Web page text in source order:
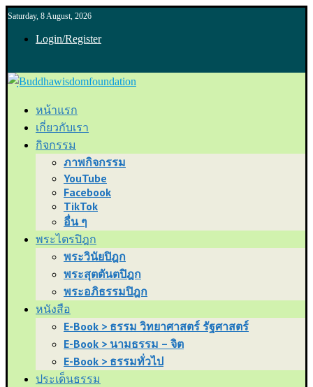
Saturday, 8 August, 2026
Login/Register
หน้าแรก
เกี่ยวกับเรา
กิจกรรม
ภาพกิจกรรม
YouTube
Facebook
TikTok
อื่น ๆ
พระไตรปิฎก
พระวินัยปิฎก
พระสุตตันตปิฎก
พระอภิธรรมปิฎก
หนังสือ
E-Book > ธรรม วิทยาศาสตร์ รัฐศาสตร์
E-Book > นามธรรม – จิต
E-Book > ธรรมทั่วไป
ประเด็นธรรม